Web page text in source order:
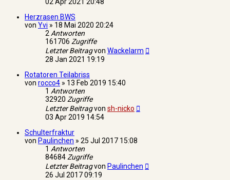
02 Apr 2021 20:48
Herzrasen BWS
von Yvi » 18 Mai 2020 20:24
2Antworten
161706 Zugriffe
Letzter Beitragvon Wackelarm
28 Jan 2021 19:19
Rotatoren Teilabriss
von rocco4 » 13 Feb 2019 15:40
1 Antworten
32920 Zugriffe
Letzter Beitragvon sh-nicko
03 Apr 2019 14:54
Schulterfraktur
von Paulinchen » 25 Jul 2017 15:08
1 Antworten
84684Zugriffe
Letzter Beitragvon Paulinchen
26 Jul 2017 09:19